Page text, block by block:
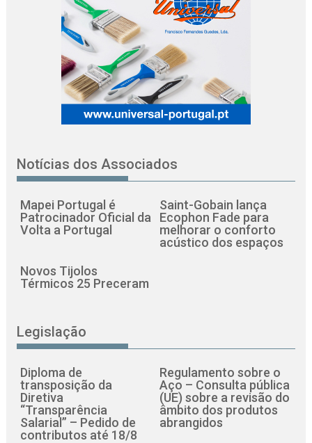
Notícias dos Associados
Mapei Portugal é
Patrocinador Oficial da
Volta a Portugal
Saint-Gobain lança
Ecophon Fade para
melhorar o conforto
acústico dos espaços
Novos Tijolos
Térmicos 25 Preceram
Legislação
Diploma de
transposição da
Diretiva
“Transparência
Salarial” – Pedido de
contributos até 18/8
Regulamento sobre o
Aço – Consulta pública
(UE) sobre a revisão do
âmbito dos produtos
abrangidos